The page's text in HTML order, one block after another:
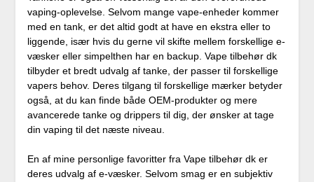
vaping-oplevelse. Selvom mange vape-enheder kommer
med en tank, er det altid godt at have en ekstra eller to
liggende, især hvis du gerne vil skifte mellem forskellige e-
væsker eller simpelthen har en backup. Vape tilbehør dk
tilbyder et bredt udvalg af tanke, der passer til forskellige
vapers behov. Deres tilgang til forskellige mærker betyder
også, at du kan finde både OEM-produkter og mere
avancerede tanke og drippers til dig, der ønsker at tage
din vaping til det næste niveau.
En af mine personlige favoritter fra Vape tilbehør dk er
deres udvalg af e-væsker. Selvom smag er en subjektiv